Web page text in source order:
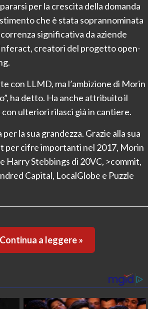
per la crescita della domanda
che è stata soprannominata
significativa da aziende
creatori del progetto open-
con LLMD, ma l’ambizione di Morin
ha detto. Ha anche attribuito il
ulteriori rilasci già in cantiere.
la sua grandezza. Grazie alla sua
per cifre importanti nel 2017, Morin
Harry Stebbings di 20VC, >commit,
Capital, LocalGlobe e Puzzle
Continua a leggere »